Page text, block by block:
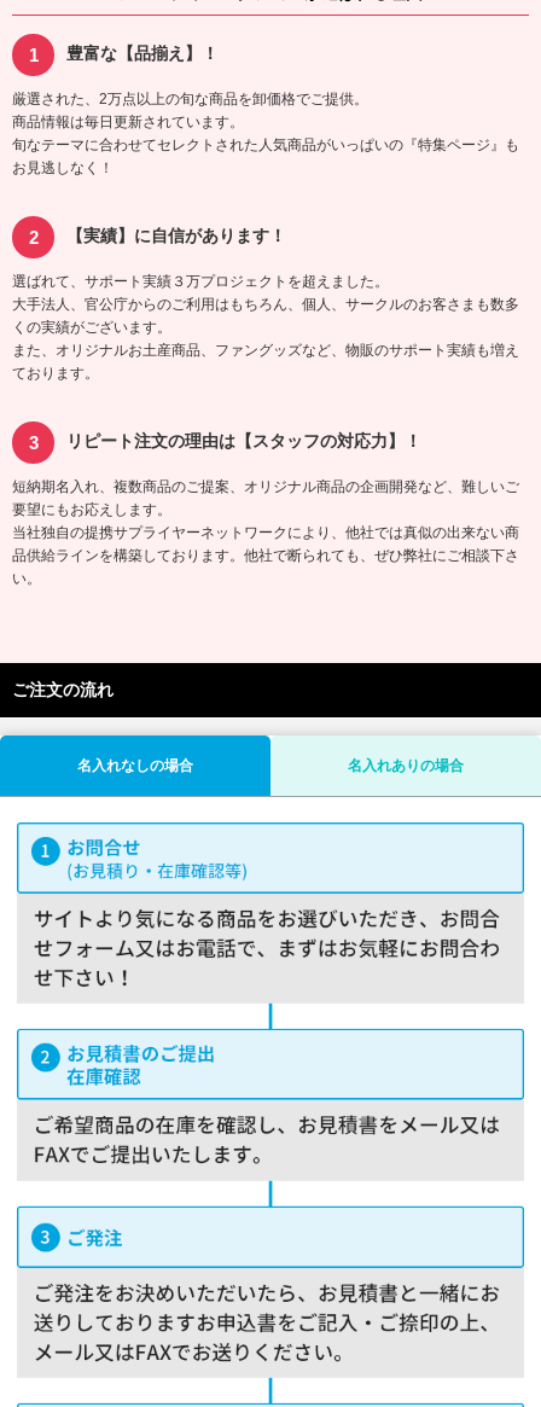
豊富な【品揃え】！
厳選された、2万点以上の旬な商品を卸価格でご提供。
商品情報は毎日更新されています。
旬なテーマに合わせてセレクトされた人気商品がいっぱいの『特集ページ』も
お見逃しなく！
【実績】に自信があります！
選ばれて、サポート実績３万プロジェクトを超えました。
大手法人、官公庁からのご利用はもちろん、個人、サークルのお客さまも数多
くの実績がございます。
また、オリジナルお土産商品、ファングッズなど、物販のサポート実績も増え
ております。
リピート注文の理由は【スタッフの対応力】！
短納期名入れ、複数商品のご提案、オリジナル商品の企画開発など、難しいご
要望にもお応えします。
当社独自の提携サプライヤーネットワークにより、他社では真似の出来ない商
品供給ラインを構築しております。他社で断られても、ぜひ弊社にご相談下さ
い。
ご注文の流れ
名入れなしの場合 名入れありの場合